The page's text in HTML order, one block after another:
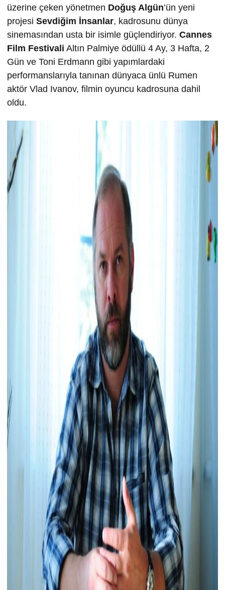
üzerine çeken yönetmen Doğuş Algün’ün yeni
projesi Sevdiğim İnsanlar, kadrosunu dünya
sinemasından usta bir isimle güçlendiriyor. Cannes
Film Festivali Altın Palmiye ödüllü 4 Ay, 3 Hafta, 2
Gün ve Toni Erdmann gibi yapımlardaki
performanslarıyla tanınan dünyaca ünlü Rumen
aktör Vlad Ivanov, filmin oyuncu kadrosuna dahil
oldu.